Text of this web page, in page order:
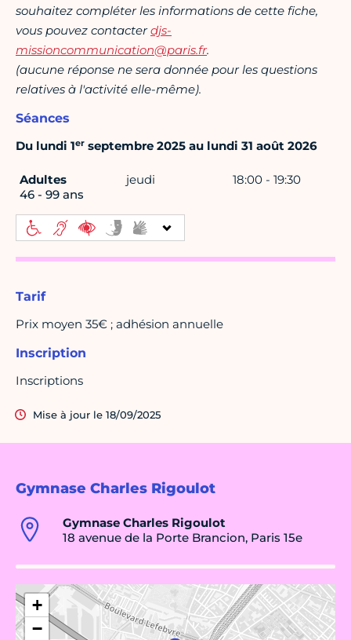
Gymnase Charles Rigoulot
Gymnase Charles Rigoulot
18 avenue de la Porte Brancion, Paris 15e
+
−
souhaitez compléter les informations de cette fiche,
vous pouvez contacterdjs-
missioncommunication@paris.fr.
(aucune réponse ne sera donnée pour les questions
relatives à l'activité elle-même).
Séances
Du lundi 1er septembre 2025 au lundi 31 août 2026
Adultes
46 - 99 ans
jeudi 18:00 - 19:30
Tarif
Prix moyen 35€ ; adhésion annuelle
Inscription
Inscriptions
Mise à jour le 18/09/2025